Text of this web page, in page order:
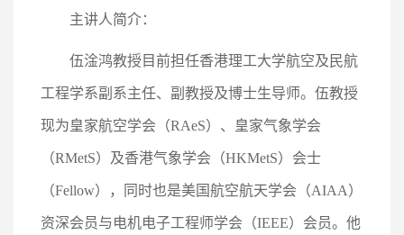
主讲人简介：
伍淦鸿教授目前担任香港理工大学航空及民航
工程学系副系主任、副教授及博士生导师。伍教授
现为皇家航空学会（RAeS）、皇家气象学会
（RMetS）及香港气象学会（HKMetS）会士
（Fellow），同时也是美国航空航天学会（AIAA）
资深会员与电机电子工程师学会（IEEE）会员。他